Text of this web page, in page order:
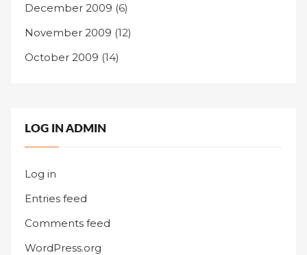
December 2009 (6)
November 2009 (12)
October 2009 (14)
LOG IN ADMIN
Log in
Entries feed
Comments feed
WordPress.org